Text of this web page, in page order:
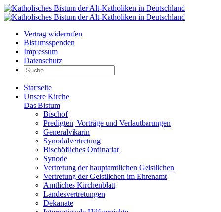
Vertrag widerrufen
Bistumsspenden
Impressum
Datenschutz
Startseite
Unsere Kirche
Das Bistum
Bischof
Predigten, Vorträge und Verlautbarungen
Generalvikarin
Synodalvertretung
Bischöfliches Ordinariat
Synode
Vertretung der hauptamtlichen Geistlichen
Vertretung der Geistlichen im Ehrenamt
Amtliches Kirchenblatt
Landesvertretungen
Dekanate